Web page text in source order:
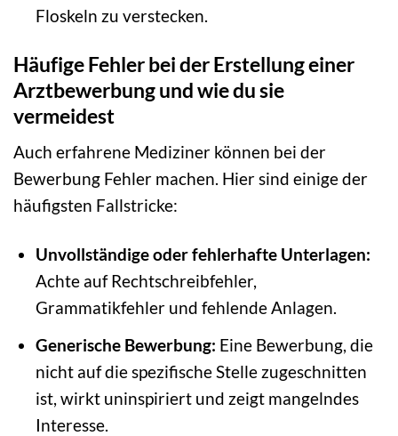
Floskeln zu verstecken.
Häufige Fehler bei der Erstellung einer
Arztbewerbung und wie du sie
vermeidest
Auch erfahrene Mediziner können bei der
Bewerbung Fehler machen. Hier sind einige der
häufigsten Fallstricke:
Unvollständige oder fehlerhafte Unterlagen:
Achte auf Rechtschreibfehler,
Grammatikfehler und fehlende Anlagen.
Generische Bewerbung: Eine Bewerbung, die
nicht auf die spezifische Stelle zugeschnitten
ist, wirkt uninspiriert und zeigt mangelndes
Interesse.